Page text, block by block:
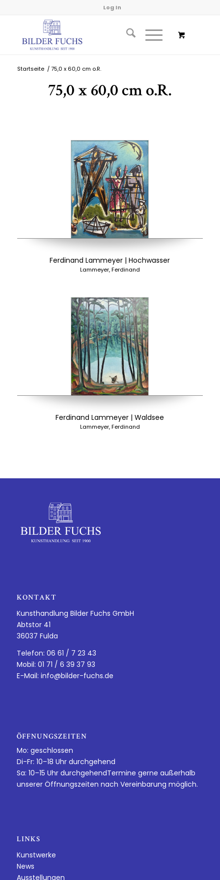
Log In
Startseite / 75,0 x 60,0 cm o.R.
75,0 x 60,0 cm o.R.
Ferdinand Lammeyer | Hochwasser
Lammeyer, Ferdinand
Ferdinand Lammeyer | Waldsee
Lammeyer, Ferdinand
KONTAKT
Kunsthandlung Bilder Fuchs GmbH
Abtstor 41
36037 Fulda
Telefon: 06 61 / 7 23 43
Mobil: 01 71 / 6 39 37 93
E-Mail: info@bilder-fuchs.de
ÖFFNUNGSZEITEN
Mo: geschlossen
Di-Fr: 10–18 Uhr durchgehend
Sa: 10–15 Uhr durchgehendTermine gerne außerhalb
unserer Öffnungszeiten nach Vereinbarung möglich.
LINKS
Kunstwerke
News
Ausstellungen